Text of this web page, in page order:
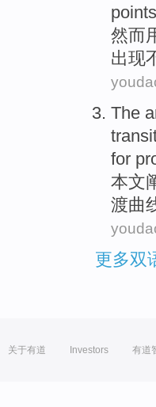
points
然而
出现
The
for
本文
渡曲
更多双
关于有道 Investors 有道